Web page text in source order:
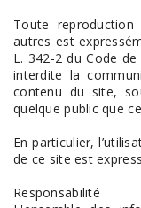
Toute
autres est
L. 342-2 du Code
interdite la
contenu du site,
quelque public que
En particulier,
de ce site est
Responsabilité